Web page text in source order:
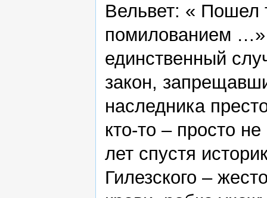
Вельвет: « Пошел
помилованием
единственный
закон,
наследника
кто-то – просто
лет спустя
Гилезского –